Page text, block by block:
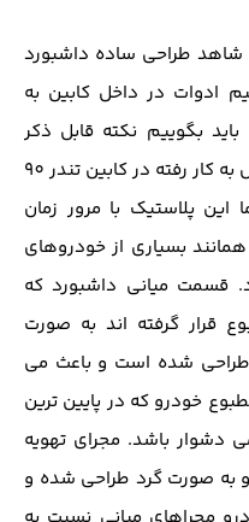
شاهد طراحی ساده داشبورد
ادوات در داخل کابین به
بگوییم نکته قابل ذکر
خاصی در مورد آن وجود ندارد.متریال به کار رفته در کابین تندر 90
پلاستیک با مرور زمان
بسیاری از خودروهای
قسمت میانی داشبورد که
قرار گرفته اند به صورت
شده است و باعث می
خودرو که در پایین ترین
دشوار باشد. مجرای تهویه
به صورت گرد طراحی شده و